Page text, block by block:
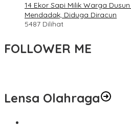
14 Ekor Sapi Milik Warga
Mendadak, Diduga Diracun
5487 Dilihat
FOLLOWER ME
Lensa Olahraga